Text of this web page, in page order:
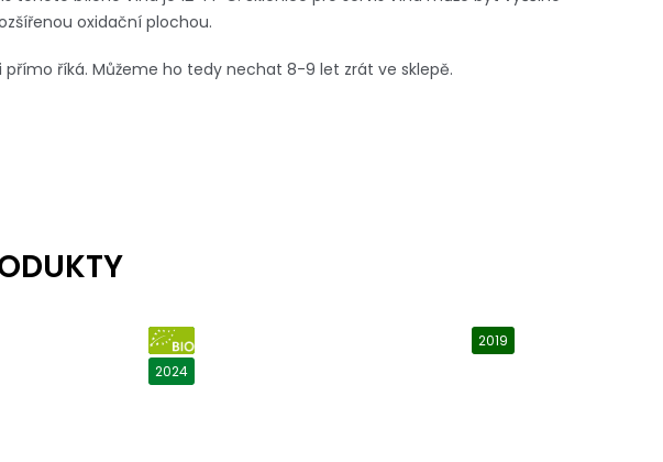
oxidační plochou.
říká. Můžeme ho tedy nechat 8-9 let zrát ve sklepě.
BIO
2024
2019